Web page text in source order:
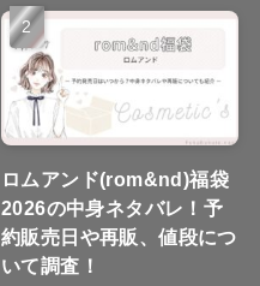
ロムアンド(rom&nd)福袋
2026の中身ネタバレ！予
約販売日や再販、値段につ
いて調査！